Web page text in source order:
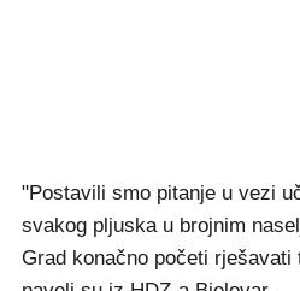
"Postavili smo pitanje u vezi
svakog pljuska u brojnim
Grad konačno početi rješavati